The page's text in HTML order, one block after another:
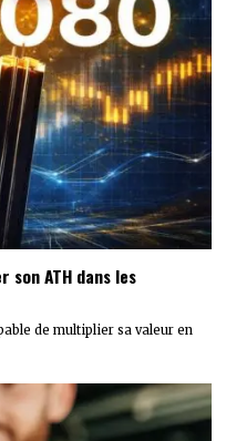
ATH dans les
de multiplier sa valeur en